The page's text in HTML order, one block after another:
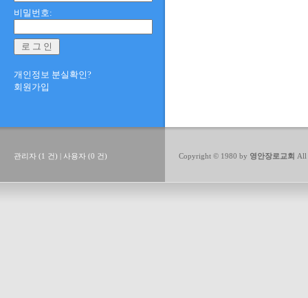
비밀번호:
개인정보 분실확인?
회원가입
Copyright © 1980 by 영안장로교회 All
관리자 (1 건) | 사용자 (0 건)